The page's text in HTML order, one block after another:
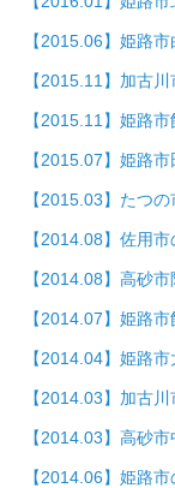
【2015.06】姫路
【2015.11】加古
【2015.11】姫路
【2015.07】姫路
【2015.03】たつ
【2014.08】佐用
【2014.08】高砂
【2014.07】姫路
【2014.04】姫路
【2014.03】加古
【2014.03】高砂
【2014.06】姫路